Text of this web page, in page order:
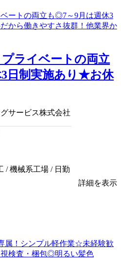
ライベートの両立
日制実施あり★お休
サービス株式会社
/ 機械系工場 / 日勤
詳細を表示